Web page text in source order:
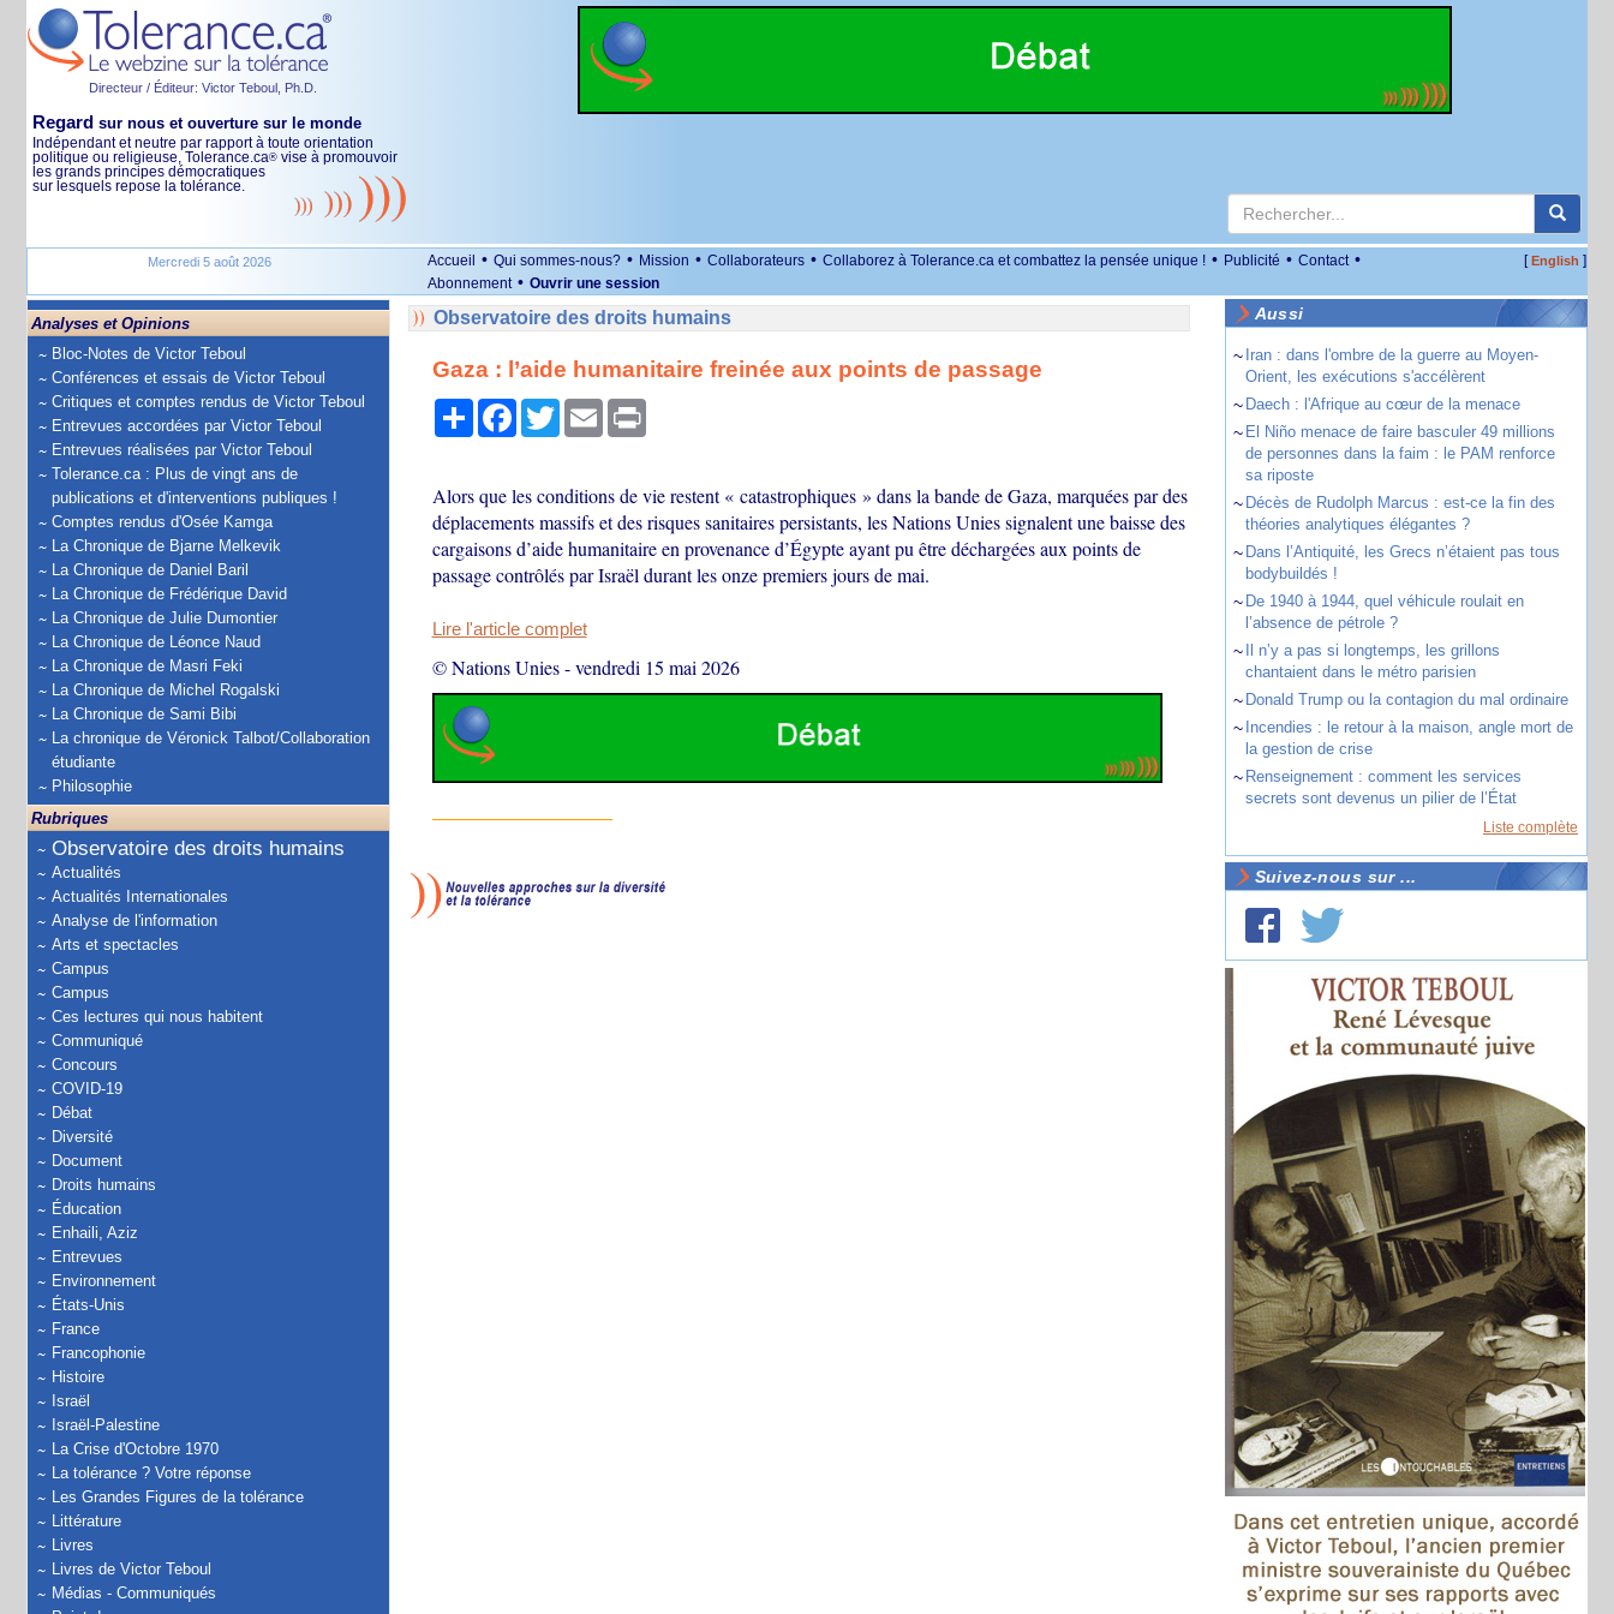
Directeur / Éditeur: Victor Teboul, Ph.D.
Regard sur nous et ouverture sur le monde
Indépendant et neutre par rapport à toute orientation
politique ou religieuse, Tolerance.ca® vise à promouvoir
les grands principes démocratiques
sur lesquels repose la tolérance.
Mercredi 5 août 2026 Accueil • Qui sommes-nous? • Mission • Collaborateurs • Collaborez à Tolerance.ca et combattez la pensée unique ! • Publicité • Contact •
Abonnement • Ouvrir une session
[English ]
Analyses et Opinions
Bloc-Notes de Victor Teboul
Conférences et essais de Victor Teboul
Critiques et comptes rendus de Victor Teboul
Entrevues accordées par Victor Teboul
Entrevues réalisées par Victor Teboul
Tolerance.ca : Plus de vingt ans de
publications et d'interventions publiques !
Comptes rendus d'Osée Kamga
La Chronique de Bjarne Melkevik
La Chronique de Daniel Baril
La Chronique de Frédérique David
La Chronique de Julie Dumontier
La Chronique de Léonce Naud
La Chronique de Masri Feki
La Chronique de Michel Rogalski
La Chronique de Sami Bibi
La chronique de Véronick Talbot/Collaboration
étudiante
Philosophie
Rubriques
Observatoire des droits humains
Actualités
Actualités Internationales
Analyse de l'information
Arts et spectacles
Campus
Campus
Ces lectures qui nous habitent
Communiqué
Concours
COVID-19
Débat
Diversité
Document
Droits humains
Éducation
Enhaili, Aziz
Entrevues
Environnement
États-Unis
France
Francophonie
Histoire
Israël
Israël-Palestine
La Crise d'Octobre 1970
La tolérance ? Votre réponse
Les Grandes Figures de la tolérance
Littérature
Livres
Livres de Victor Teboul
Médias - Communiqués
Observatoire des droits humains
Gaza : l’aide humanitaire freinée aux points de passage
PartagerFacebook
TwitterEmail Print
Alors que les conditions de vie restent « catastrophiques » dans la bande de Gaza, marquées par des
déplacements massifs et des risques sanitaires persistants, les Nations Unies signalent une baisse des
cargaisons d’aide humanitaire en provenance d’Égypte ayant pu être déchargées aux points de
passage contrôlés par Israël durant les onze premiers jours de mai.
Lire l'article complet
© Nations Unies-vendredi 15 mai 2026
Aussi
~ Iran : dans l'ombre de la guerre au Moyen-
Orient, les exécutions s'accélèrent
~ Daech : l'Afrique au cœur de la menace
~ El Niño menace de faire basculer 49 millions
de personnes dans la faim : le PAM renforce
sa riposte
~ Décès de Rudolph Marcus : est-ce la fin des
théories analytiques élégantes ?
~ Dans l’Antiquité, les Grecs n’étaient pas tous
bodybuildés !
~ De 1940 à 1944, quel véhicule roulait en
l’absence de pétrole ?
~
Il n’y a pas si longtemps, les grillons
chantaient dans le métro parisien
~ Donald Trump ou la contagion du mal ordinaire
~ Incendies : le retour à la maison, angle mort de
la gestion de crise
~ Renseignement : comment les services
secrets sont devenus un pilier de l’État
Liste complète
Suivez-nous sur ...